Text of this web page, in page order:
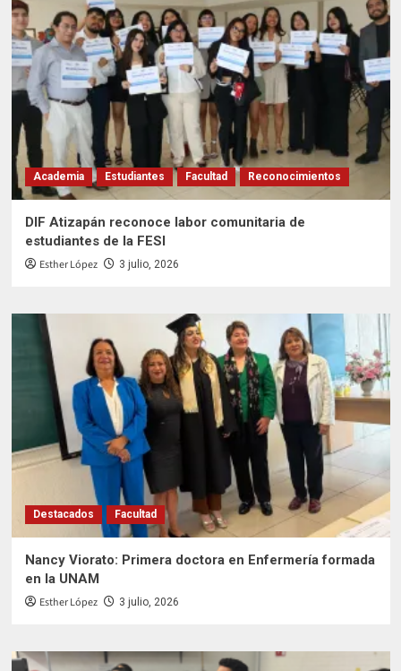
Academia Estudiantes Facultad Reconocimientos
DIF Atizapán reconoce labor comunitaria de
estudiantes de la FESI
Esther López 3 julio, 2026
Destacados Facultad
Nancy Viorato: Primera doctora en Enfermería formada
en la UNAM
Esther López 3 julio, 2026